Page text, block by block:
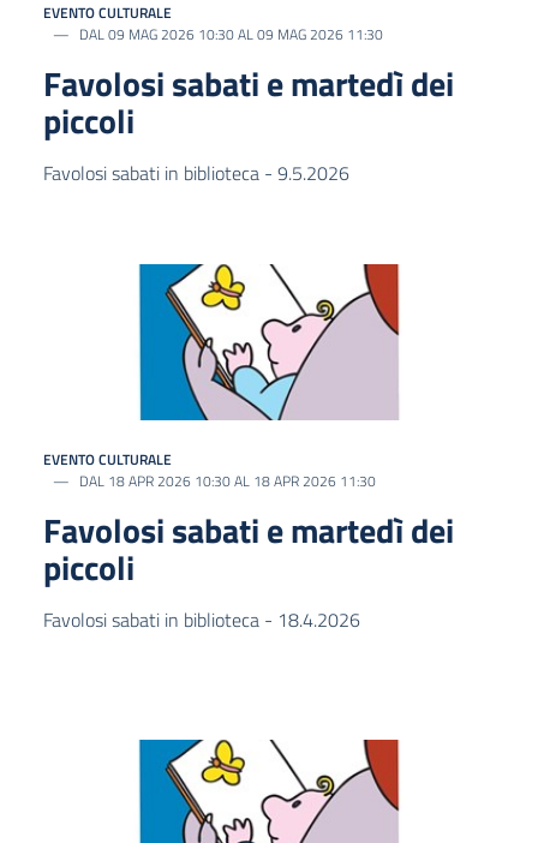
EVENTO CULTURALE
DAL 09 MAG 2026 10:30 AL 09 MAG 2026 11:30
Favolosi sabati e martedì dei
piccoli
Favolosi sabati in biblioteca - 9.5.2026
EVENTO CULTURALE
DAL 18 APR 2026 10:30 AL 18 APR 2026 11:30
Favolosi sabati e martedì dei
piccoli
Favolosi sabati in biblioteca - 18.4.2026